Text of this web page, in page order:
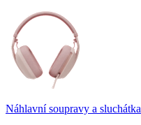
Náhlavní soupravy a sluchátka